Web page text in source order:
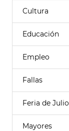
Cultura
Educación
Empleo
Fallas
Feria de Julio
Mayores